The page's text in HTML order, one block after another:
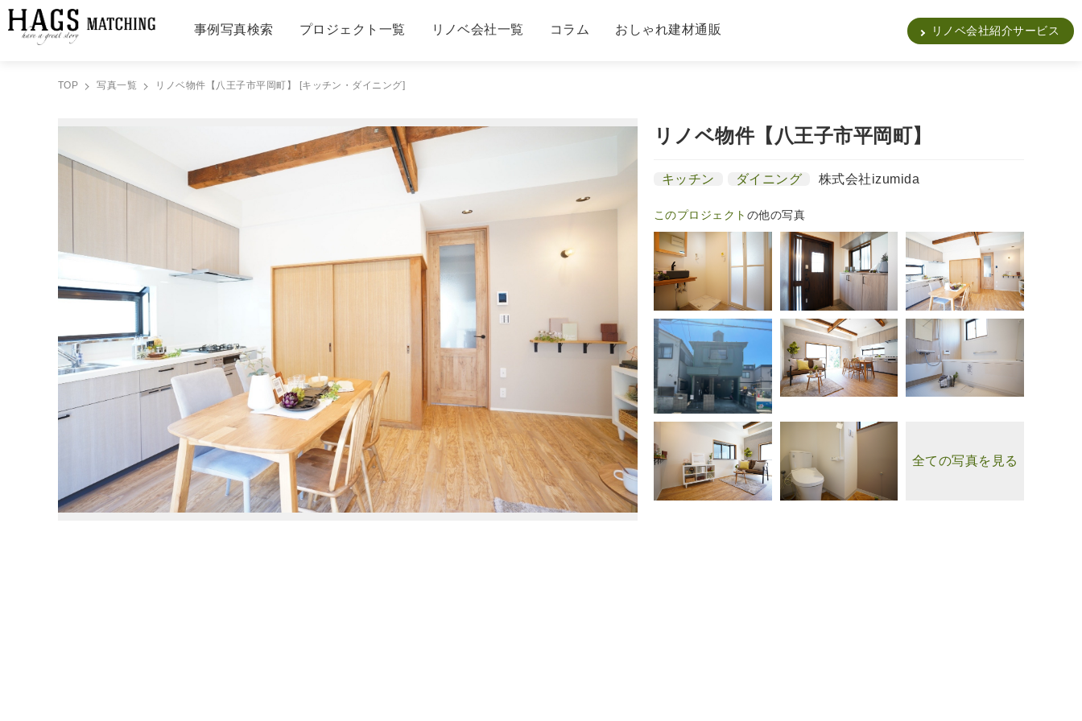
事例写真検索 プロジェクト一覧 リノベ会社一覧 コラム おしゃれ建材通販 リノベ会社紹介サービス
TOP 写真一覧 リノベ物件【八王子市平岡町】 [キッチン・ダイニング]
リノベ物件【八王子市平岡町】
キッチン ダイニング 株式会社izumida
このプロジェクト の他の写真
全ての写真を見る